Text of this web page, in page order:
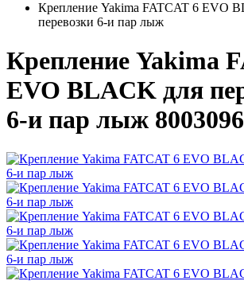
Крепление Yakima FATCAT 6 EVO
перевозки 6-и пар лыж
Крепление Yakima
EVO BLACK для
6-и пар лыж 8003096